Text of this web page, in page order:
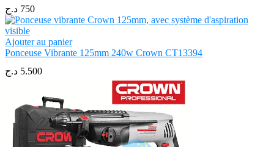
750 د.ج
Ajouter au panier
Ponceuse Vibrante 125mm 240w Crown CT13394
5.500 د.ج